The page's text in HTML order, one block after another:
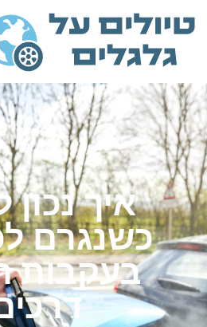
איך נכון
כשנגרם
בעקבות